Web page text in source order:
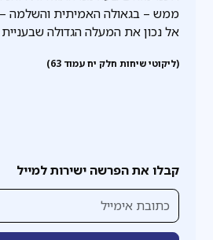
קבלו את הפרשה ישירות למייל
ממש – בגאולה האמיתית והשלמה –
אל נכון את המעלה הגדולה
(ליקוטי שיחות חלק יח עמוד 63)